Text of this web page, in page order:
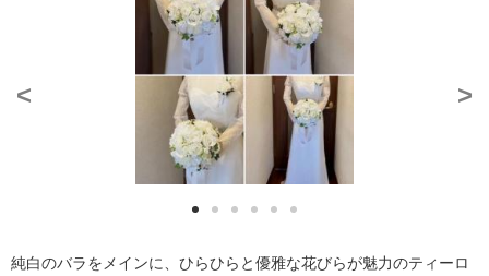
< >
純白のバラをメインに、ひらひらと優雅な花びらが魅力のティーロ